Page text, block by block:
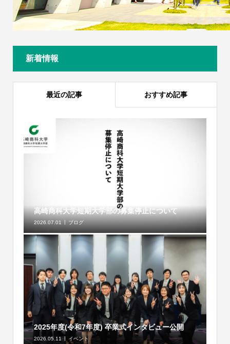
新着情報
最近の記事 おすすめ記事
高崎商科大学短期大学部の募集停止について
2026.07.01 ブログ
2025年度(令和7年度) 卒業式インタビュー公開
2026.05.11 イベント